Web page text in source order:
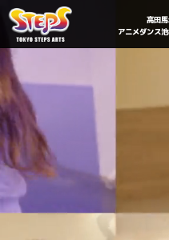
高田
アニメダンス